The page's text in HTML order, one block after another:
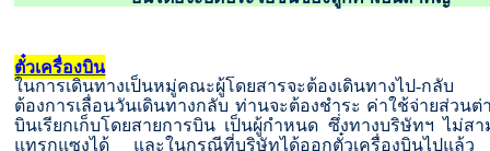
ตั๋วเครื่องบิน
ในการเดินทางเป็นหมู่คณะผู้โดยสารจะต้องเดินทางไป-กลับ
ต้องการเลื่อนวันเดินทางกลับ ท่านจะต้องชำระ ค่าใช้จ่ายส่วนต่
บินเรียกเก็บโดยสายการบิน เป็นผู้กำหนด ซึ่งทางบริษัทฯ ไม่สา
แทรกแซงได้ และในกรณีที่บริษัทได้ออกตั๋วเครื่องบินไปแล้